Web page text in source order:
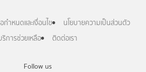
Follow us
กำหนดและเงื่อนไข
นโยบายความเป็นส่วนตัว
ริการช่วยเหลือ
ติดต่อเรา